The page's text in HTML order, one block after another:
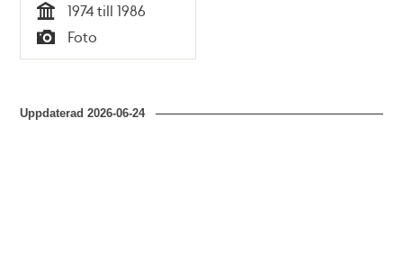
Tid
1974 till 1986
Typ
Foto
Uppdaterad2026-06-24